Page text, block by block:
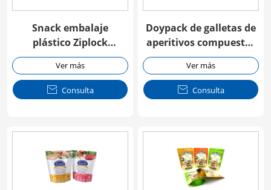
Snack embalaje
plástico Ziplock
Doypack
Ver más
 Consulta
Doypack de galletas de
aperitivos compuestos
impresos
Ver más
 Consulta